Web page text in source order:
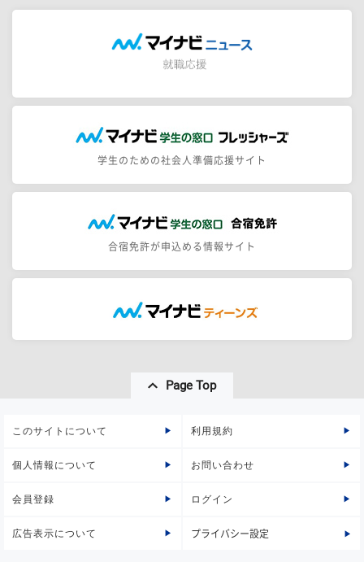
学生のための社会人準備応援サイト
合宿免許が申込める情報サイト
Page Top
このサイトについて 利用規約
個人情報について お問い合わせ
会員登録 ログイン
広告表示について プライバシー設定